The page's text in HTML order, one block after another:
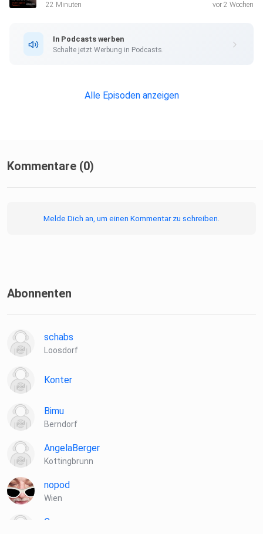
22 Minuten vor 2 Wochen
In Podcasts werben
Schalte jetzt Werbung in Podcasts.
Alle Episoden anzeigen
Kommentare (0)
Melde Dich an, um einen Kommentar zu schreiben.
Abonnenten
schabs
Loosdorf
Konter
Bimu
Berndorf
AngelaBerger
Kottingbrunn
nopod
Wien
Cosacosa